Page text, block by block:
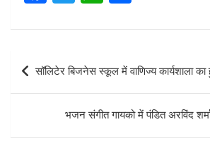
ce
b
o
tt
er
at
A
p
p
ar
e
Post
navigation
सॉलिटेर बिजनेस स्कूल में वाणिज्य कार्यशाला
भजन संगीत गायको में पंडित अरविंद